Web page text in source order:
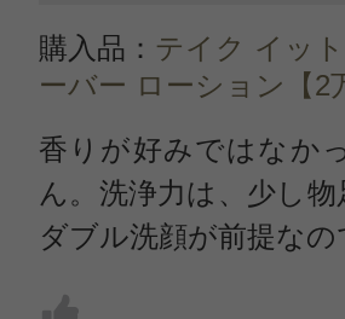
購入品： テイク イッ
ーバー ローション【2
香りが好みではなか
ん。洗浄力は、少し
ダブル洗顔が前提な